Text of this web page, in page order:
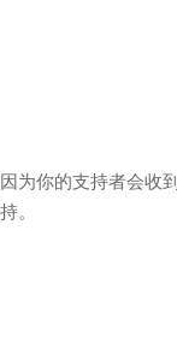
为你的支持者会收
。